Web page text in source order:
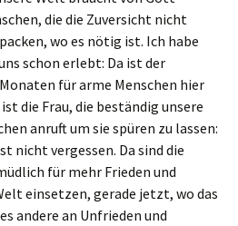
die die Zuversicht nicht
wo es nötig ist. Ich habe
schon erlebt: Da ist der
für arme Menschen hier
die Frau, die beständig unsere
anruft um sie spüren zu lassen:
nicht vergessen. Da sind die
für mehr Frieden und
einsetzen, gerade jetzt, wo das
andere an Unfrieden und